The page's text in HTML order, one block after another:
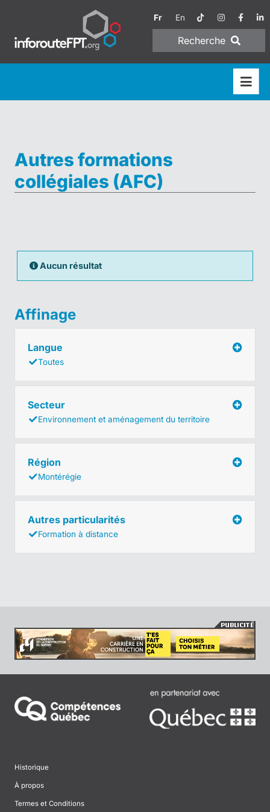
Fr En
Recherche
Autres formations
collégiales (AFC)
Aucun résultat
Affinage
Langue
Toutes
Secteur
Environnement et aménagement du territoire
Région
Montérégie
Autres particularités
Formation à distance
Historique
À propos
Termes et Conditions